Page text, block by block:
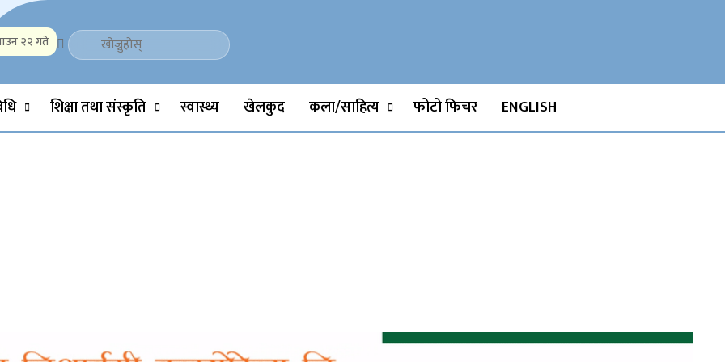
Science, Technology, Social, Media, Sports, Youth, Model Watch, Movies
२२ गते
शिक्षा तथा संस्कृति स्वास्थ्य खेलकुद कला/साहित्य फोटो फिचर ENGLISH